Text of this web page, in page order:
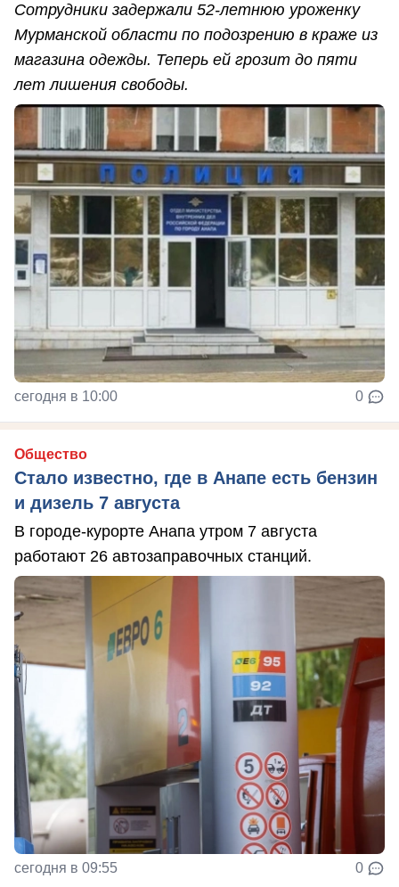
Сотрудники задержали 52-летнюю уроженку
Мурманской области по подозрению в краже из
магазина одежды. Теперь ей грозит до пяти
лет лишения свободы.
сегодня в 10:00 0
Общество
Стало известно, где в Анапе есть бензин
и дизель 7 августа
В городе-курорте Анапа утром 7 августа
работают 26 автозаправочных станций.
сегодня в 09:55 0